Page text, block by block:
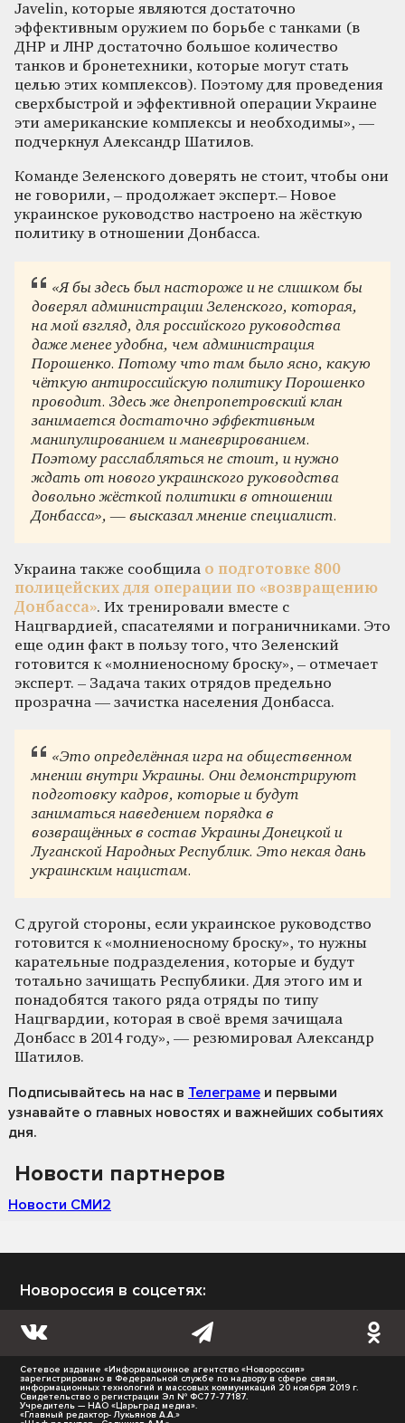
Javelin, которые являются достаточно
эффективным оружием по борьбе с танками (в
ДНР и ЛНР достаточно большое количество
танков и бронетехники, которые могут стать
целью этих комплексов). Поэтому для проведения
сверхбыстрой и эффективной операции Украине
эти американские комплексы и необходимы», —
подчеркнул Александр Шатилов.
Команде Зеленского доверять не стоит, чтобы они
не говорили, – продолжает эксперт.– Новое
украинское руководство настроено на жёсткую
политику в отношении Донбасса.
«Я бы здесь был настороже и не слишком бы
доверял администрации Зеленского, которая,
на мой взгляд, для российского руководства
даже менее удобна, чем администрация
Порошенко. Потому что там было ясно, какую
чёткую антироссийскую политику Порошенко
проводит. Здесь же днепропетровский клан
занимается достаточно эффективным
манипулированием и маневрированием.
Поэтому расслабляться не стоит, и нужно
ждать от нового украинского руководства
довольно жёсткой политики в отношении
Донбасса», — высказал мнение специалист.
Украина также сообщила о подготовке 800
полицейских для операции по «возвращению
Донбасса». Их тренировали вместе с
Нацгвардией, спасателями и пограничниками. Это
еще один факт в пользу того, что Зеленский
готовится к «молниеносному броску», – отмечает
эксперт. – Задача таких отрядов предельно
прозрачна — зачистка населения Донбасса.
«Это определённая игра на общественном
мнении внутри Украины. Они демонстрируют
подготовку кадров, которые и будут
заниматься наведением порядка в
возвращённых в состав Украины Донецкой и
Луганской Народных Республик. Это некая дань
украинским нацистам.
С другой стороны, если украинское руководство
готовится к «молниеносному броску», то нужны
карательные подразделения, которые и будут
тотально зачищать Республики. Для этого им и
понадобятся такого ряда отряды по типу
Нацгвардии, которая в своё время зачищала
Донбасс в 2014 году», — резюмировал Александр
Шатилов.
Подписывайтесь на нас в Телеграме и первыми
узнавайте о главных новостях и важнейших событиях
дня.
Новости партнеров
Новости СМИ2
Новороссия в соцсетях:
Сетевое издание «Информационное агентство «Новороссия»
зарегистрировано в Федеральной службе по надзору в сфере связи,
информационных технологий и массовых коммуникаций 20 ноября 2019 г.
Свидетельство о регистрации Эл № ФС77-77187.
Учредитель — НАО «Царьград медиа».
«Главный редактор- Лукьянов А.А.»